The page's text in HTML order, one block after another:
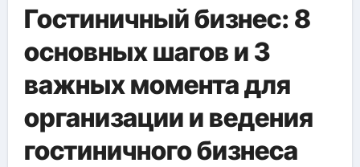
Гостиничный бизнес: 8
основных шагов и 3
важных момента для
организации и ведения
гостиничного бизнеса